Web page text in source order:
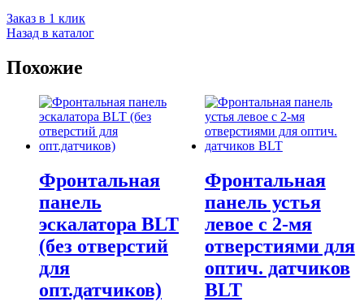
Заказ в 1 клик
Назад в каталог
Похожие
Фронтальная
панель
эскалатора BLT
(без отверстий
для
опт.датчиков)
Фронтальная
панель устья
левое с 2-мя
отверстиями для
оптич. датчиков
BLT